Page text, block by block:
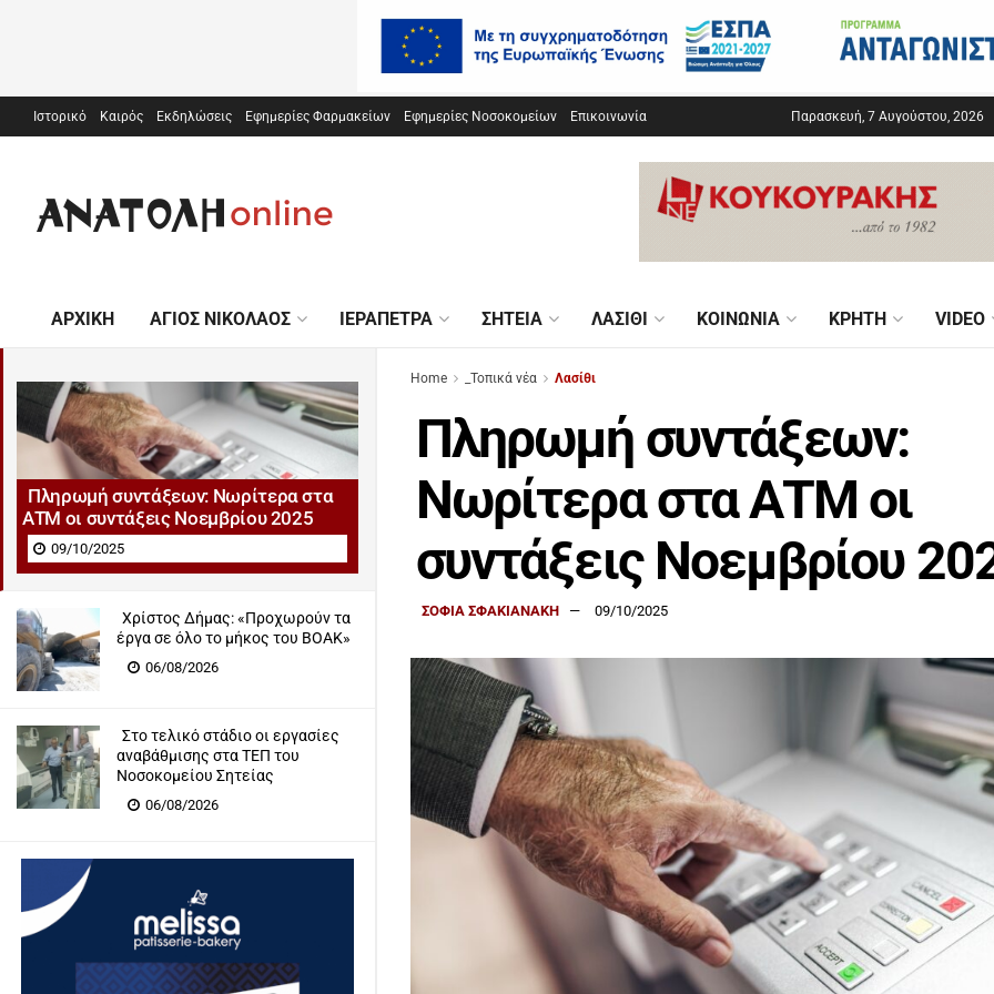
Πληρωμή συντάξεων: Νωρίτερα στα
ΑΤΜ οι συντάξεις Νοεμβρίου 2025
09/10/2025
Χρίστος Δήμας: «Προχωρούν τα
έργα σε όλο το μήκος του ΒΟΑΚ»
06/08/2026
Στο τελικό στάδιο οι εργασίες
αναβάθμισης στα ΤΕΠ του
Νοσοκομείου Σητείας
06/08/2026
Ιστορικό Καιρός Εκδηλώσεις Εφημερίες Φαρμακείων Εφημερίες Νοσοκομείων Επικοινωνία Παρασκευή, 7 Αυγούστου, 2026
ΑΡΧΙΚΉ ΆΓΙΟΣ ΝΙΚΌΛΑΟΣ ΙΕΡΆΠΕΤΡΑ ΣΗΤΕΊΑ ΛΑΣΊΘΙ ΚΟΙΝΩΝΊΑ ΚΡΉΤΗ VIDEO
Home _Τοπικά νέα Λασίθι
Πληρωμή συντάξεων:
Νωρίτερα στα ΑΤΜ οι
συντάξεις Νοεμβρίου
ΣΟΦΙΑ ΣΦΑΚΙΑΝΑΚΗ 09/10/2025